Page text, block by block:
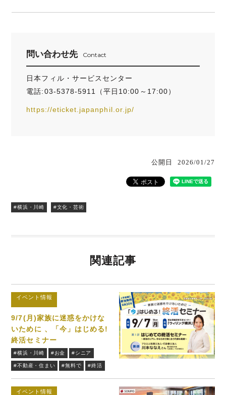
問い合わせ先 Contact
日本フィル・サービスセンター
電話:03-5378-5911（平日10:00～17:00）
https://eticket.japanphil.or.jp/
公開日 2026/01/27
#横浜・川崎 #文化・芸術
関連記事
イベント情報
9/7(月)家族に迷惑をかけな
いために 、「今」はじめる!
終活セミナー
#横浜・川崎 #お金 #シニア
#不動産・住まい #無料で #終活
イベント情報